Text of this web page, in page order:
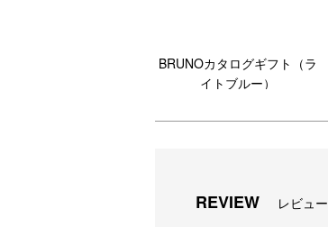
BRUNOカタログギフト（ラ
イトブルー）
REVIEW レビュー